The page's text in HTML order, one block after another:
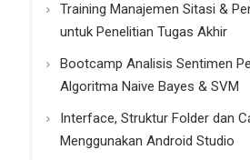
Training Manajemen Sitasi &
untuk Penelitian Tugas Akhir
Bootcamp Analisis Sentimen
Algoritma Naive Bayes & SVM
Interface, Struktur Folder dan
Menggunakan Android Studio